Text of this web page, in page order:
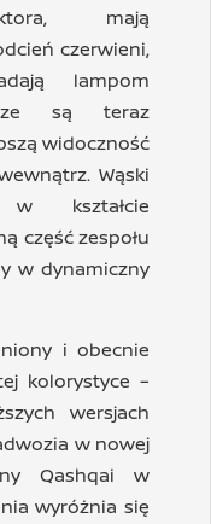
mają
czerwieni,
lampom
są teraz
widoczność
Wąski
w kształcie
część zespołu
w dynamiczny
i obecnie
kolorystyce –
wersjach
w nowej
Qashqai w
wyróżnia się